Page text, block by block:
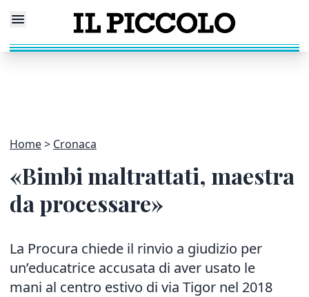
Home Cronaca
«Bimbi maltrattati, maestra
da processare»
La Procura chiede il rinvio a giudizio per
un’educatrice accusata di aver usato le
mani al centro estivo di via Tigor nel 2018